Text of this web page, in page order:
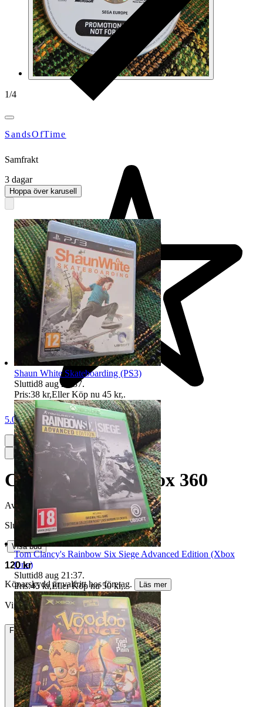
1/4
SandsOfTime
5.0
Condemned 2 - Xbox 360
Avslutad
14 jun 17:30
Slutpris
∙ Visa bud
120 kr
Köparskydd är valfritt hos företag.
Läs mer
VintageGrails vann auktionen
Frakt 55 kr Annat fraktsätt
Samfrakt
3 dagar
Hoppa över karusell
Shaun White Skateboarding (PS3)
Sluttid8 aug 21:37.
Pris:38 kr,Eller Köp nu 45 kr,.
Tom Clancy's Rainbow Six Siege Advanced Edition (Xbox
One)
Sluttid8 aug 21:37.
Pris:45 kr,Eller Köp nu 50 kr,.